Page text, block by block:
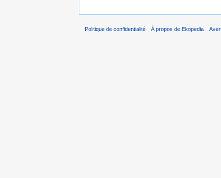
Politique de confidentialité À propos de Ekopedia